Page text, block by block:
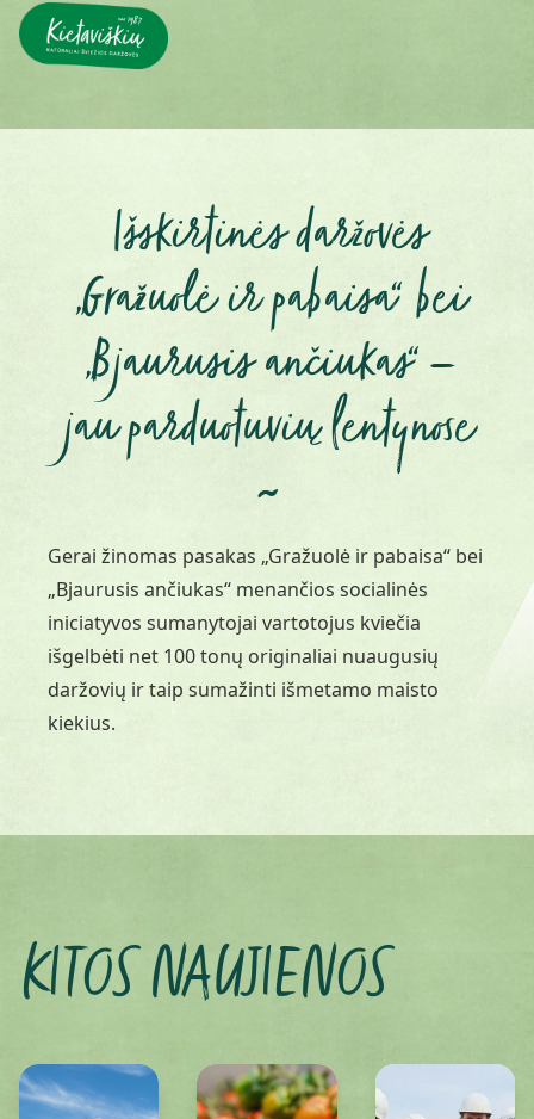
Išskirtinės daržovės
„Gražuolė ir pabaisa“ bei
„Bjaurusis ančiukas“ –
jau parduotuvių lentynose
~
Gerai žinomas pasakas „Gražuolė ir pabaisa“ bei
„Bjaurusis ančiukas“ menančios socialinės
iniciatyvos sumanytojai vartotojus kviečia
išgelbėti net 100 tonų originaliai nuaugusių
daržovių ir taip sumažinti išmetamo maisto
kiekius.
KITOS NAUJIENOS